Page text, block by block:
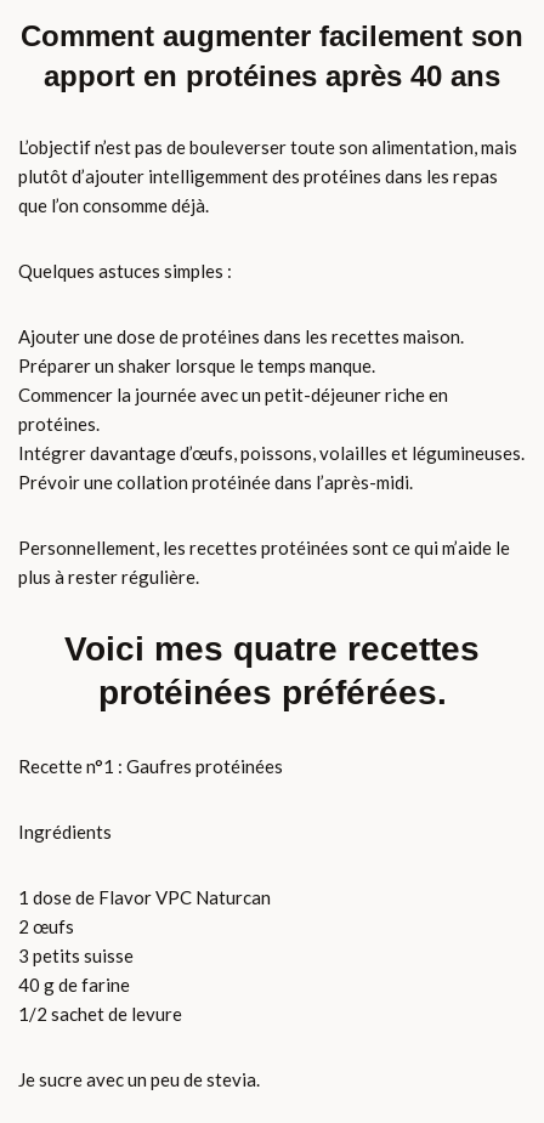
Comment augmenter facilement son
apport en protéines après 40 ans
L’objectif n’est pas de bouleverser toute son alimentation, mais
plutôt d’ajouter intelligemment des protéines dans les repas
que l’on consomme déjà.
Quelques astuces simples :
Ajouter une dose de protéines dans les recettes maison.
Préparer un shaker lorsque le temps manque.
Commencer la journée avec un petit-déjeuner riche en
protéines.
Intégrer davantage d’œufs, poissons, volailles et légumineuses.
Prévoir une collation protéinée dans l’après-midi.
Personnellement, les recettes protéinées sont ce qui m’aide le
plus à rester régulière.
Voici mes quatre recettes
protéinées préférées.
Recette n°1 : Gaufres protéinées
Ingrédients
1 dose de Flavor VPC Naturcan
2 œufs
3 petits suisse
40 g de farine
1/2 sachet de levure
Je sucre avec un peu de stevia.